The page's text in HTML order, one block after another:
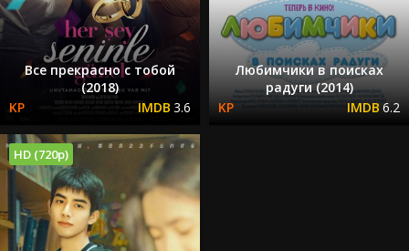
Все прекрасно с тобой
(2018)
3.6
Любимчики в поисках
радуги (2014)
6.2
HD (720p)